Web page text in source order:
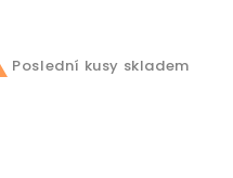
Poslední kusy skladem